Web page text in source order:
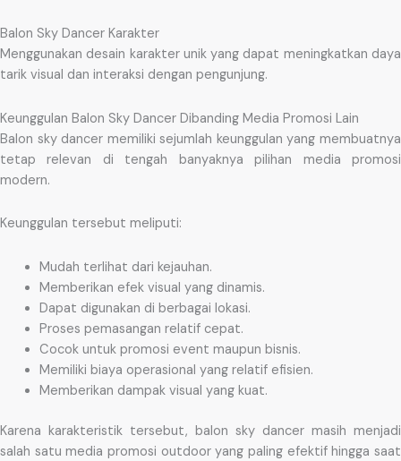
Balon Sky Dancer Karakter
Menggunakan desain karakter unik yang dapat meningkatkan daya
tarik visual dan interaksi dengan pengunjung.
Keunggulan Balon Sky Dancer Dibanding Media Promosi Lain
Balon sky dancer memiliki sejumlah keunggulan yang membuatnya
tetap relevan di tengah banyaknya pilihan media promosi
modern.
Keunggulan tersebut meliputi:
Mudah terlihat dari kejauhan.
Memberikan efek visual yang dinamis.
Dapat digunakan di berbagai lokasi.
Proses pemasangan relatif cepat.
Cocok untuk promosi event maupun bisnis.
Memiliki biaya operasional yang relatif efisien.
Memberikan dampak visual yang kuat.
Karena karakteristik tersebut, balon sky dancer masih menjadi
salah satu media promosi outdoor yang paling efektif hingga saat